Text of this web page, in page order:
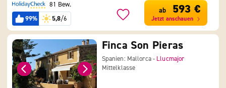
81 Bew.
99%
5,8/6
ab 593 €
Jetzt anschauen
Finca Son Pieras
Spanien: Mallorca - Llucmajor
Mittelklasse